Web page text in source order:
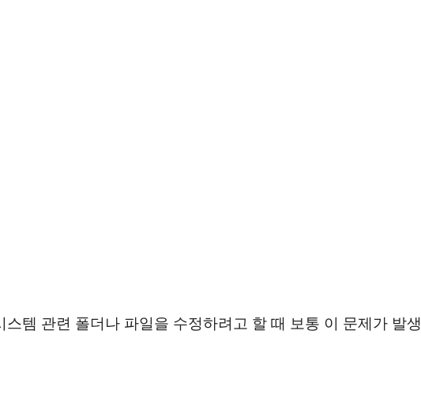
스템 관련 폴더나 파일을 수정하려고 할 때 보통 이 문제가 발